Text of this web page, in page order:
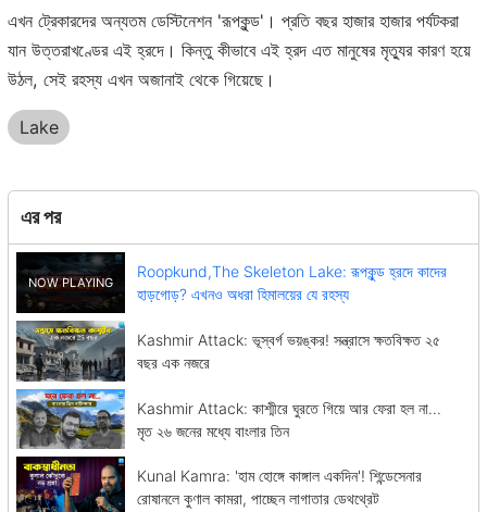
এখন ট্রেকারদের অন্যতম ডেস্টিনেশন 'রূপকুন্ড'। প্রতি বছর হাজার হাজার পর্যটকরা
যান উত্তরাখণ্ডের এই হ্রদে। কিন্তু কীভাবে এই হ্রদ এত মানুষের মৃত্যুর কারণ হয়ে
উঠল, সেই রহস্য এখন অজানাই থেকে গিয়েছে।
Lake
এর পর
Roopkund,The Skeleton Lake: রূপকুন্ড হ্রদে কাদের
হাড়গোড়? এখনও অধরা হিমালয়ের যে রহস্য
Kashmir Attack: ভূস্বর্গ ভয়ঙ্কর! সন্ত্রাসে ক্ষতবিক্ষত ২৫
বছর এক নজরে
Kashmir Attack: কাশ্মীরে ঘুরতে গিয়ে আর ফেরা হল না...
মৃত ২৬ জনের মধ্যে বাংলার তিন
Kunal Kamra: 'হাম হোঙ্গে কাঙ্গাল একদিন'! শিন্ডেসেনার
রোষানলে কুণাল কামরা, পাচ্ছেন লাগাতার ডেথথ্রেট